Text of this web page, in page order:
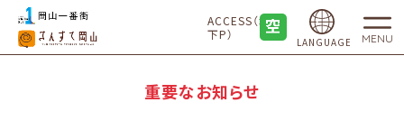
ACCESS（地
下P）
LANGUAGE MENU
重要なお知らせ